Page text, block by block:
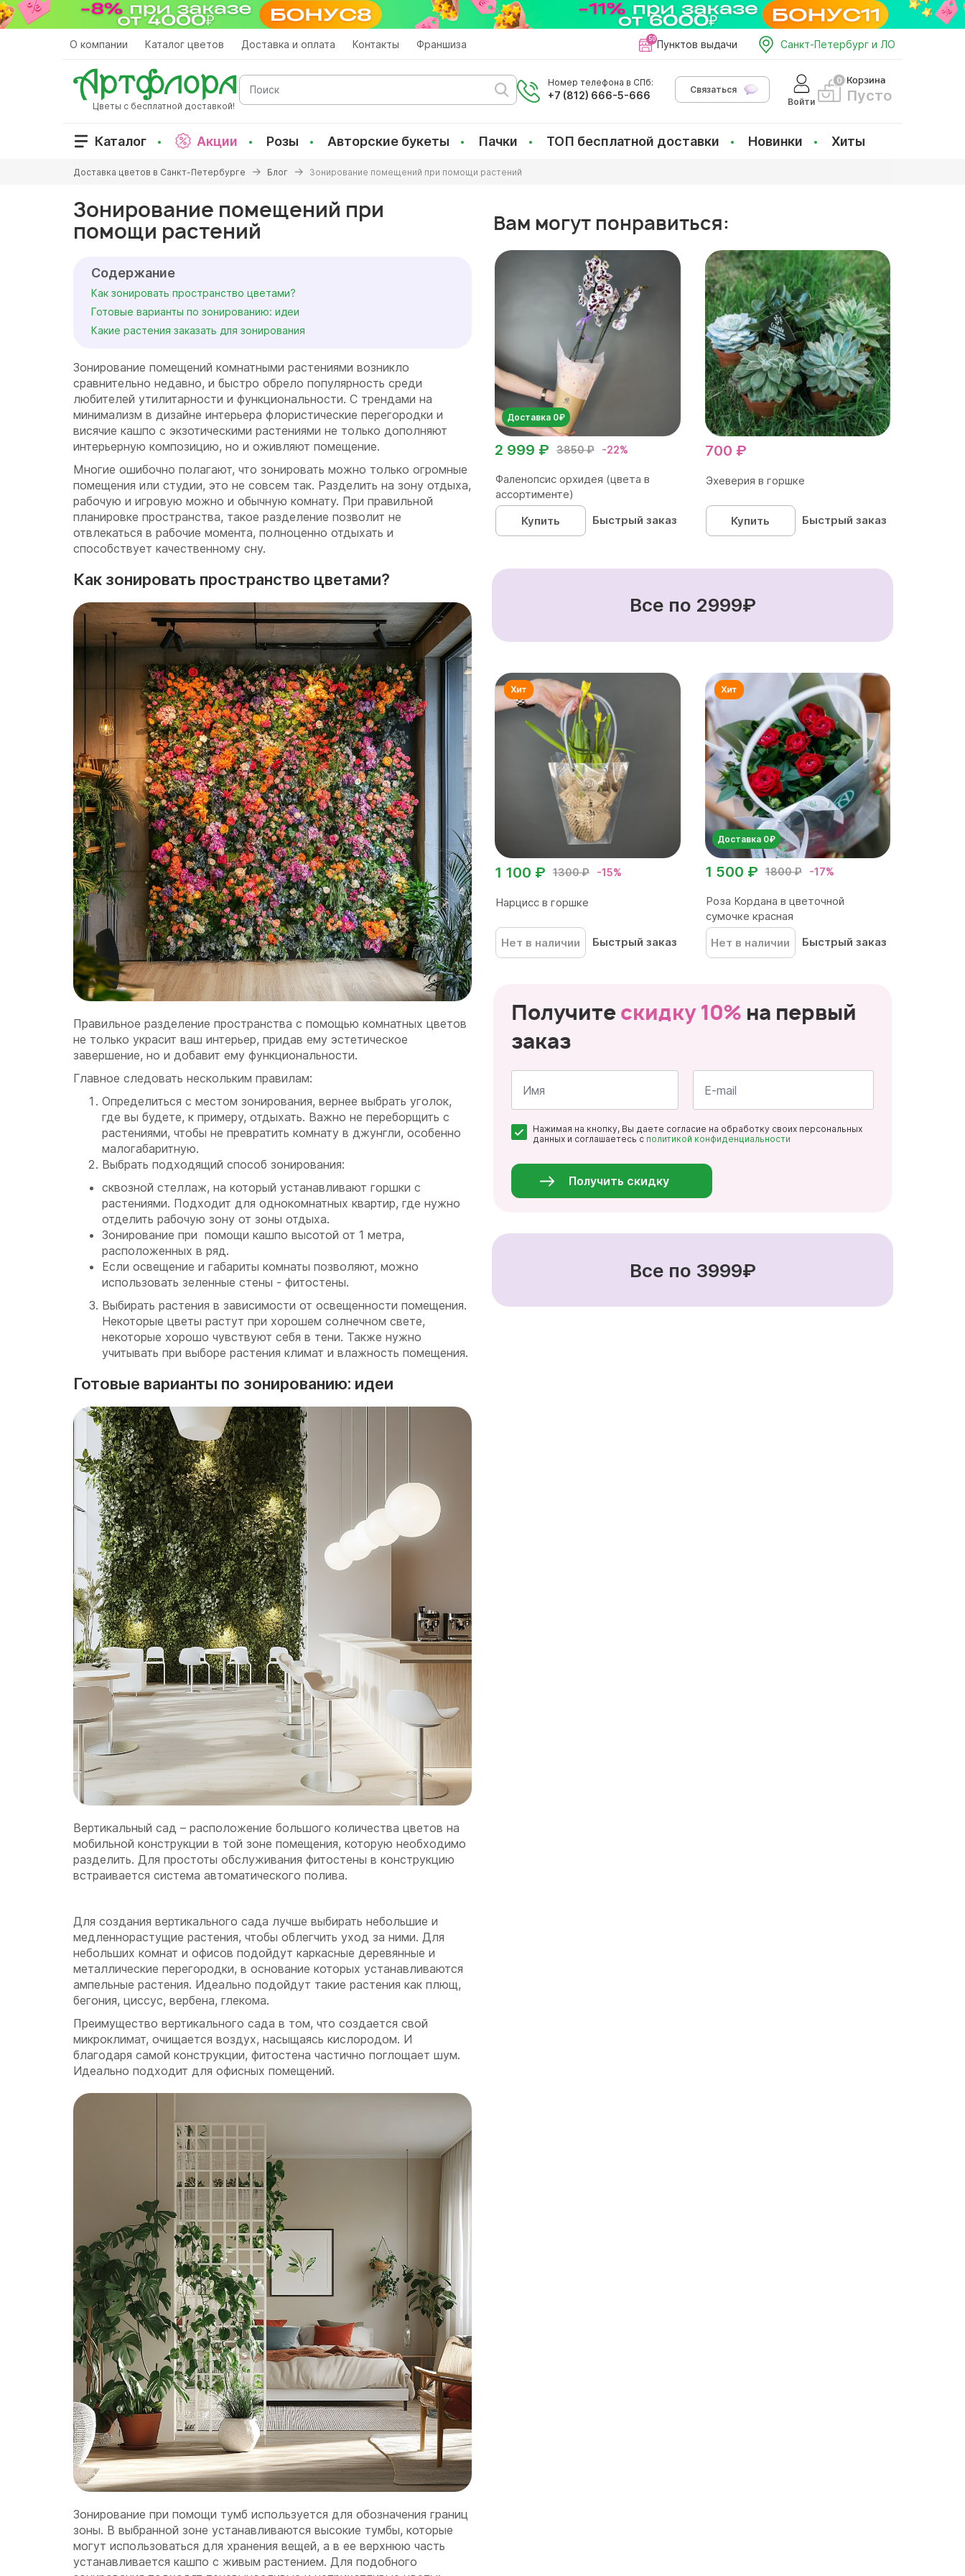
Перейти
к
О компании Каталог цветов Доставка и оплата Контакты Франшиза Пунктов выдачи Санкт-Петербург и ЛО
Цветы с бесплатной доставкой!
Поиск
Номер телефона в СПб:
+7 (812) 666-5-666
Связаться
Войти
Корзина
Пусто
Каталог Акции Розы Авторские букеты Пачки ТОП бесплатной доставки Новинки Хиты
здесь
Доставка цветов в Санкт-Петербурге Блог Зонирование помещений при помощи растений
Зонирование помещений при
помощи растений
Содержание
Как зонировать пространство цветами?
Готовые варианты по зонированию: идеи
Какие растения заказать для зонирования
Зонирование помещений комнатными растениями возникло
сравнительно недавно, и быстро обрело популярность среди
любителей утилитарности и функциональности. С трендами на
минимализм в дизайне интерьера флористические перегородки и
висячие кашпо с экзотическими растениями не только дополняют
интерьерную композицию, но и оживляют помещение.
Многие ошибочно полагают, что зонировать можно только огромные
помещения или студии, это не совсем так. Разделить на зону отдыха,
рабочую и игровую можно и обычную комнату. При правильной
планировке пространства, такое разделение позволит не
отвлекаться в рабочие момента, полноценно отдыхать и
способствует качественному сну.
Как зонировать пространство цветами?
Правильное разделение пространства с помощью комнатных цветов
не только украсит ваш интерьер, придав ему эстетическое
завершение, но и добавит ему функциональности.
Главное следовать нескольким правилам:
Определиться с местом зонирования, вернее выбрать уголок,
где вы будете, к примеру, отдыхать. Важно не переборщить с
растениями, чтобы не превратить комнату в джунгли, особенно
малогабаритную.
Выбрать подходящий способ зонирования:
сквозной стеллаж, на который устанавливают горшки с
растениями. Подходит для однокомнатных квартир, где нужно
отделить рабочую зону от зоны отдыха.
Зонирование при помощи кашпо высотой от 1 метра,
расположенных в ряд.
Если освещение и габариты комнаты позволяют, можно
использовать зеленные стены - фитостены.
Выбирать растения в зависимости от освещенности помещения.
Некоторые цветы растут при хорошем солнечном свете,
некоторые хорошо чувствуют себя в тени. Также нужно
учитывать при выборе растения климат и влажность помещения.
Готовые варианты по зонированию: идеи
Вертикальный сад – расположение большого количества цветов на
мобильной конструкции в той зоне помещения, которую необходимо
разделить. Для простоты обслуживания фитостены в конструкцию
встраивается система автоматического полива.
Для создания вертикального сада лучше выбирать небольшие и
медленнорастущие растения, чтобы облегчить уход за ними. Для
небольших комнат и офисов подойдут каркасные деревянные и
металлические перегородки, в основание которых устанавливаются
ампельные растения. Идеально подойдут такие растения как плющ,
бегония, циссус, вербена, глекома.
Преимущество вертикального сада в том, что создается свой
микроклимат, очищается воздух, насыщаясь кислородом. И
благодаря самой конструкции, фитостена частично поглощает шум.
Идеально подходит для офисных помещений.
Зонирование при помощи тумб используется для обозначения границ
зоны. В выбранной зоне устанавливаются высокие тумбы, которые
могут использоваться для хранения вещей, а в ее верхнюю часть
устанавливается кашпо с живым растением. Для подобного
Вам могут понравиться:
Доставка 0₽
3850 ₽ -22%
2 999 ₽
Фаленопсис орхидея (цвета в
ассортименте)
Купить
Быстрый заказ
700 ₽
Эхеверия в горшке
Купить Быстрый заказ
Все по 2999₽
1300 ₽ -15%
1 100 ₽
Нарцисс в горшке
Нет в наличии Быстрый заказ
Доставка 0₽
1800 ₽ -17%
1 500 ₽
Роза Кордана в цветочной
сумочке красная
Нет в наличии
Быстрый заказ
Получитескидку 10% на первый
заказ
*
*
Нажимая на кнопку, Вы даете согласие на обработку своих персональных
данных и соглашаетесь с политикой конфиденциальности
Получить скидку
Все по 3999₽